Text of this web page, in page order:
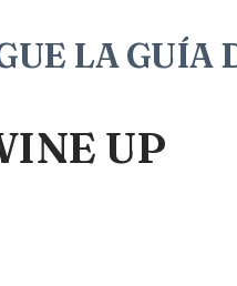
LA GUÍA
UP